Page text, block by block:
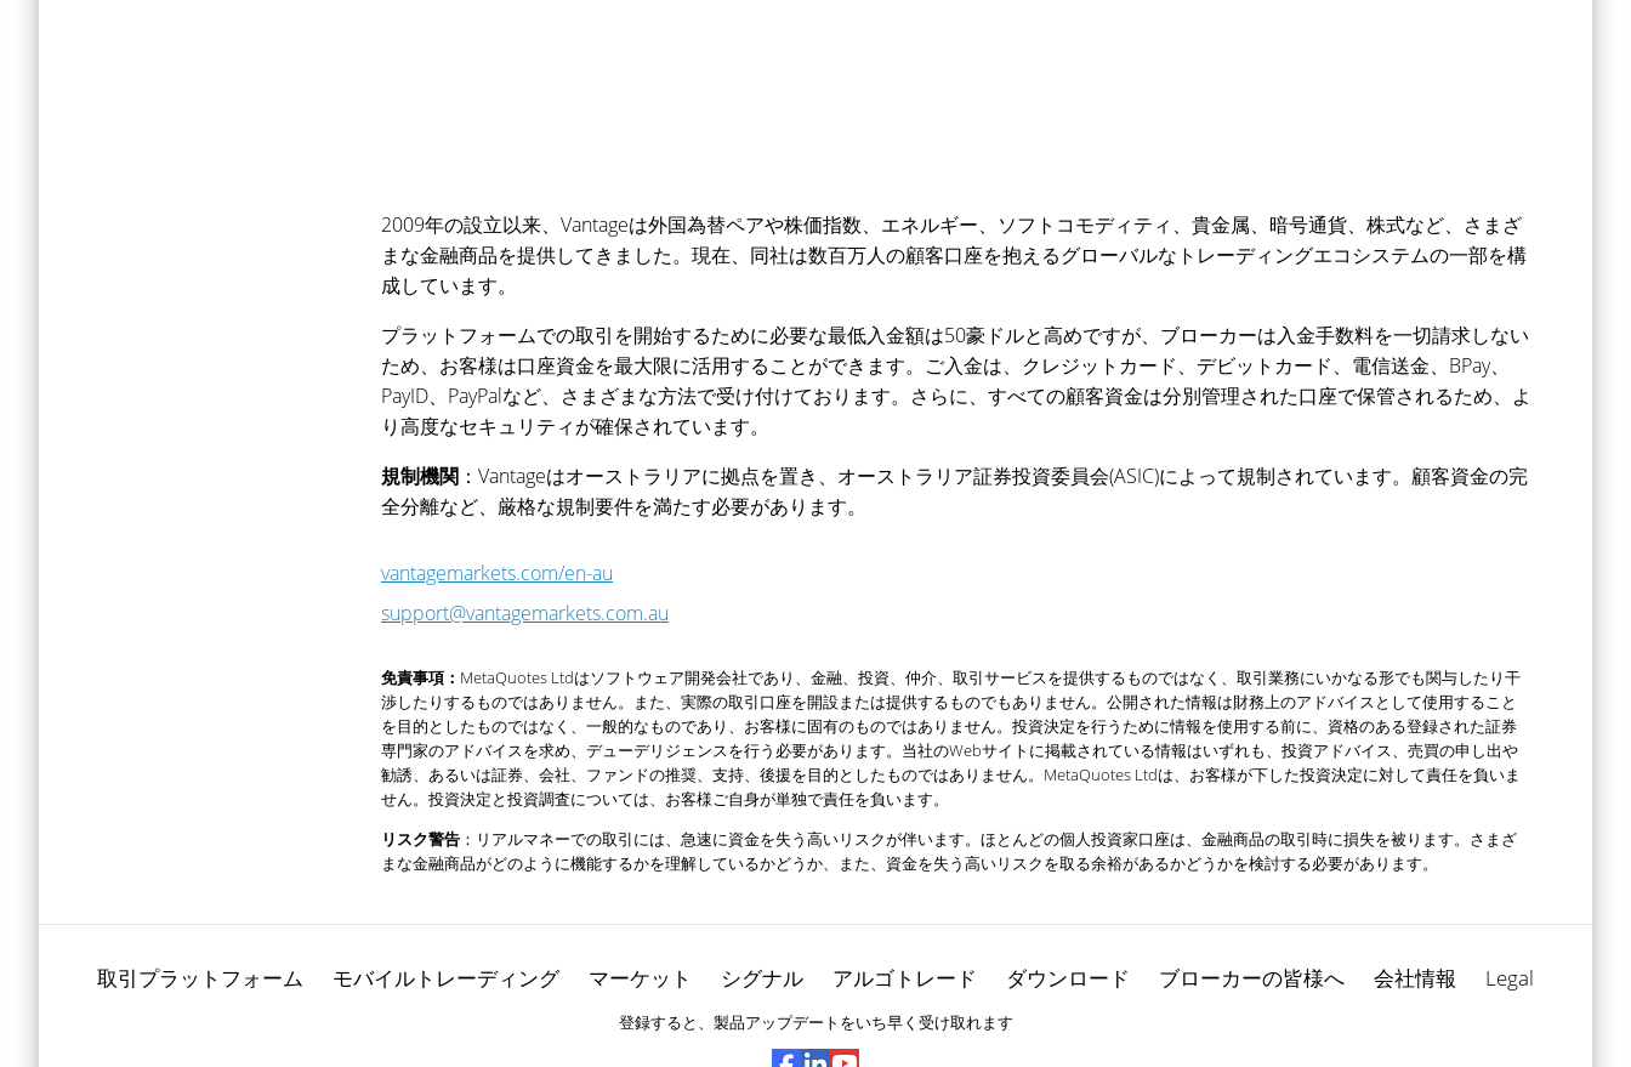
2009年の設立以来、Vantageは外国為替ペアや株価指数、エネルギー、ソフトコモディティ、貴金属、暗号通貨、株式など、さまざ
まな金融商品を提供してきました。現在、同社は数百万人の顧客口座を抱えるグローバルなトレーディングエコシステムの一部を構
成しています。
プラットフォームでの取引を開始するために必要な最低入金額は50豪ドルと高めですが、ブローカーは入金手数料を一切請求しない
ため、お客様は口座資金を最大限に活用することができます。ご入金は、クレジットカード、デビットカード、電信送金、BPay、
PayID、PayPalなど、さまざまな方法で受け付けております。さらに、すべての顧客資金は分別管理された口座で保管されるため、よ
り高度なセキュリティが確保されています。
規制機関 ：Vantageはオーストラリアに拠点を置き、オーストラリア証券投資委員会(ASIC)によって規制されています。顧客資金の完
全分離など、厳格な規制要件を満たす必要があります。
vantagemarkets.com/en-au
support@vantagemarkets.com.au
免責事項： MetaQuotes Ltdはソフトウェア開発会社であり、金融、投資、仲介、取引サービスを提供するものではなく、取引業務にいかなる形でも関与したり干
渉したりするものではありません。また、実際の取引口座を開設または提供するものでもありません。公開された情報は財務上のアドバイスとして使用すること
を目的としたものではなく、一般的なものであり、お客様に固有のものではありません。投資決定を行うために情報を使用する前に、資格のある登録された証券
専門家のアドバイスを求め、デューデリジェンスを行う必要があります。当社のWebサイトに掲載されている情報はいずれも、投資アドバイス、売買の申し出や
勧誘、あるいは証券、会社、ファンドの推奨、支持、後援を目的としたものではありません。MetaQuotes Ltdは、お客様が下した投資決定に対して責任を負いま
せん。投資決定と投資調査については、お客様ご自身が単独で責任を負います。
リスク警告 ：リアルマネーでの取引には、急速に資金を失う高いリスクが伴います。ほとんどの個人投資家口座は、金融商品の取引時に損失を被ります。さまざ
まな金融商品がどのように機能するかを理解しているかどうか、また、資金を失う高いリスクを取る余裕があるかどうかを検討する必要があります。
取引プラットフォーム モバイルトレーディング マーケット シグナル アルゴトレード ダウンロード ブローカーの皆様へ 会社情報 Legal
登録すると、製品アップデートをいち早く受け取れます